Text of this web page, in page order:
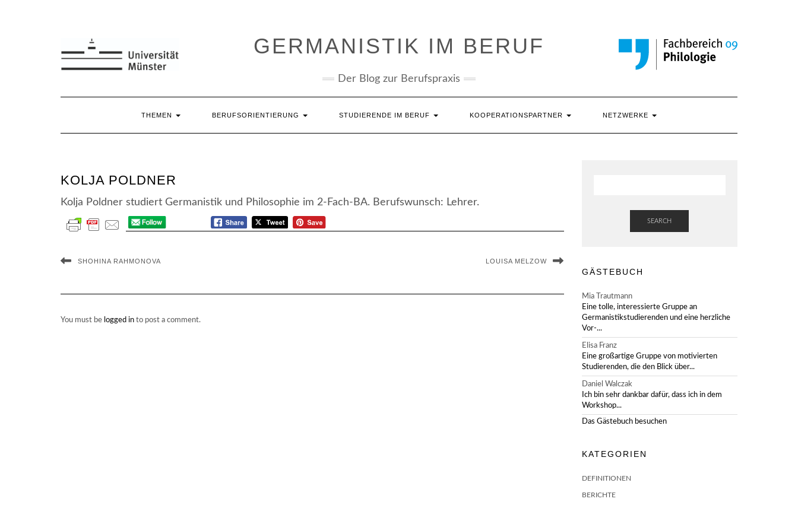
GERMANISTIK IM BERUF
Der Blog zur Berufspraxis
THEMEN BERUFSORIENTIERUNG STUDIERENDE IM BERUF KOOPERATIONSPARTNER NETZWERKE
KOLJA POLDNER
Kolja Poldner studiert Germanistik und Philosophie im 2-Fach-BA. Berufswunsch: Lehrer.
SHOHINA RAHMONOVA LOUISA MELZOW
You must be logged in to post a comment.
SEARCH
GÄSTEBUCH
Mia Trautmann
Eine tolle, interessierte Gruppe an
Germanistikstudierenden und eine herzliche
Vor-...
Elisa Franz
Eine großartige Gruppe von motivierten
Studierenden, die den Blick über...
Daniel Walczak
Ich bin sehr dankbar dafür, dass ich in dem
Workshop...
Das Gästebuch besuchen
KATEGORIEN
DEFINITIONEN
BERICHTE